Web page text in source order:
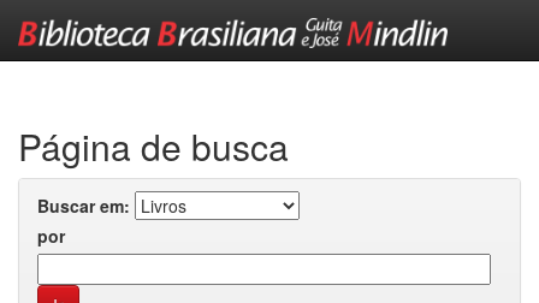
Página de busca
Buscar em:
por